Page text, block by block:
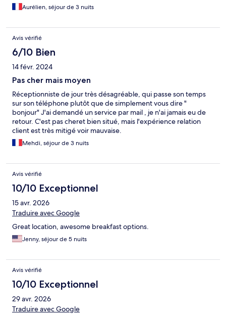
Aurélien, séjour de 3 nuits
Avis vérifié
6/10 Bien
14 févr. 2024
Pas cher mais moyen
Réceptionniste de jour très désagréable, qui passe son temps
sur son téléphone plutôt que de simplement vous dire "
bonjour" J'ai demandé un service par mail , je n'ai jamais eu de
retour. C'est pas cheret bien situé, mais l'expérience relation
client est très mitigé voir mauvaise.
Mehdi, séjour de 3 nuits
Avis vérifié
10/10 Exceptionnel
15 avr. 2026
Traduire avec Google
Great location, awesome breakfast options.
Jenny, séjour de 5 nuits
Avis vérifié
10/10 Exceptionnel
29 avr. 2026
Traduire avec Google